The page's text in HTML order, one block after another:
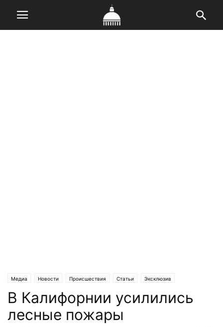
Медиа Новости Происшествия Статьи Эксклюзив
В Калифорнии усилились
лесные пожары